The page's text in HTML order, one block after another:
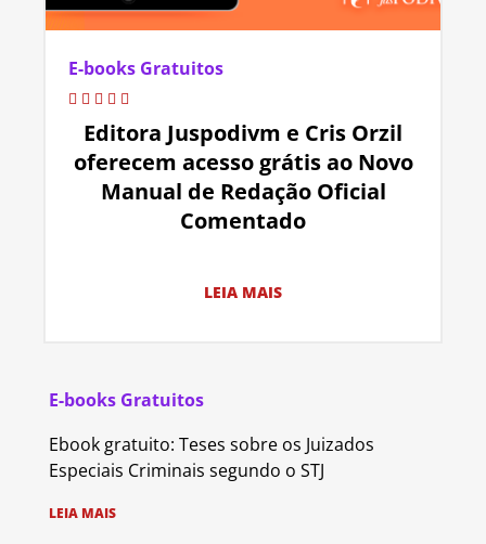
E-books Gratuitos
Editora Juspodivm e Cris Orzil
oferecem acesso grátis ao Novo
Manual de Redação Oficial
Comentado
LEIA MAIS
E-books Gratuitos
Ebook gratuito: Teses sobre os Juizados
Especiais Criminais segundo o STJ
LEIA MAIS